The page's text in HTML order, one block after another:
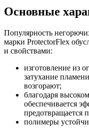
Основные
Популярность
марки ProtectorFlex
и свойствами:
изготовление из
затухание
возгорают;
благодаря
обеспечивается
предотвращается
полимеры